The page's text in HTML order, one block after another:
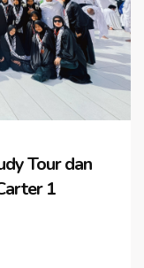
Tour dan
1